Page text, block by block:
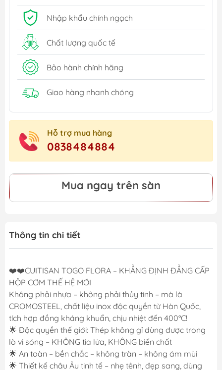
Nhập khẩu chính ngạch
Chất lượng quốc tế
Bảo hành chính hãng
Giao hàng nhanh chóng
Hỗ trợ mua hàng
0838484884
Mua ngay trên sàn
Thông tin chi tiết
❤️❤️CUITISAN TOGO FLORA – KHẲNG ĐỊNH ĐẲNG CẤP
HỘP CƠM THẾ HỆ MỚI
Không phải nhựa – không phải thủy tinh – mà là
CROMOSTEEL, chất liệu inox độc quyền từ Hàn Quốc,
tích hợp đồng kháng khuẩn, chịu nhiệt đến 400°C!
🌟 Độc quyền thế giới: Thép không gỉ dùng được trong
lò vi sóng – KHÔNG tia lửa, KHÔNG biến chất
🌟 An toàn – bền chắc – không tràn – không ám mùi
🌟 Thiết kế châu Âu tinh tế – nhẹ tênh, đẹp sang, dùng